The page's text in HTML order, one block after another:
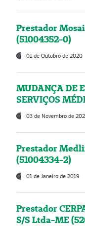
Prestador
(51004352-0)
01 de Outubro de 2020
MUDANÇA DE
SERVIÇOS
03 de Novembro de
Prestador
(51004334-2)
01 de Janeiro de 2019
Prestador
S/S Ltda-ME